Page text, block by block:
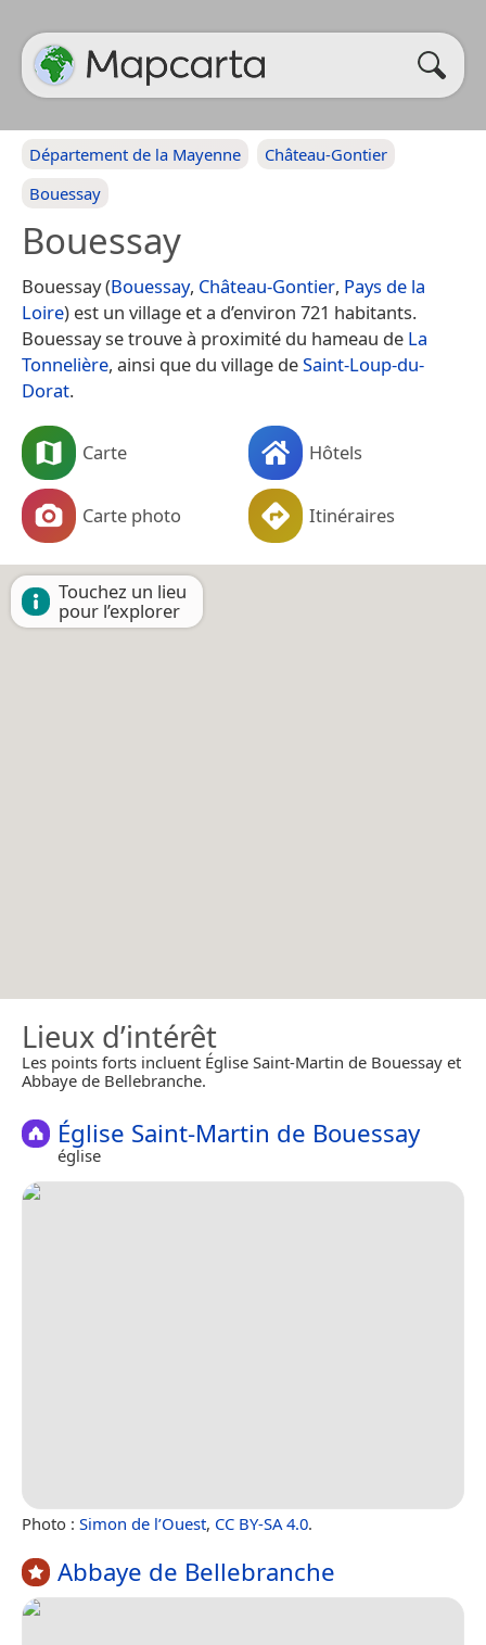
Département de la Mayenne
Château-Gontier
Bouessay
Bouessay
Bouessay (Bouessay, Château-Gontier, Pays de la
Loire) est un village et a d’environ 721 habitants.
Bouessay se trouve à proximité du hameau de La
Tonnelière, ainsi que du village deSaint-Loup-du-
Dorat.
Carte Hôtels
Carte photo Itinéraires
Touchez un lieu
pour l’explorer
Lieux d’intérêt
Les points forts incluent Église Saint-Martin de Bouessay et
Abbaye de Bellebranche.
Église Saint-Martin de Bouessay
église
Photo : Simon de l’Ouest, CC BY-SA 4.0.
Abbaye de Bellebranche